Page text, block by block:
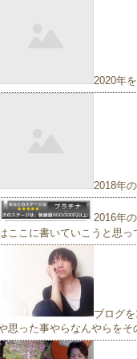
2020年
2018年
2016年
ここに書いていこうと思っ
ブログ
思った事やらなんやらをそ